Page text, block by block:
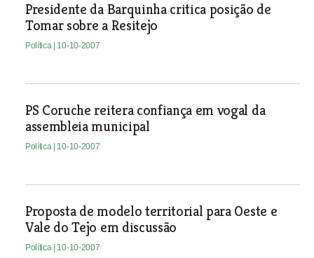
Presidente da Barquinha critica posição de
Tomar sobre a Resitejo
Política | 10-10-2007
PS Coruche reitera confiança em vogal da
assembleia municipal
Política | 10-10-2007
Proposta de modelo territorial para Oeste e
Vale do Tejo em discussão
Política | 10-10-2007